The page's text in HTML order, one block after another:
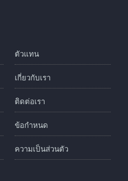
ตัวแทน
เกี่ยวกับเรา
ติดต่อเรา
ข้อกำหนด
ความเป็นส่วนตัว